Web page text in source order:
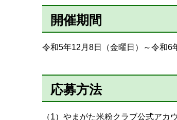
開催期間
令和5年12月8日（金曜日）～令和6
応募方法
（1）やまがた米粉クラブ公式アカ